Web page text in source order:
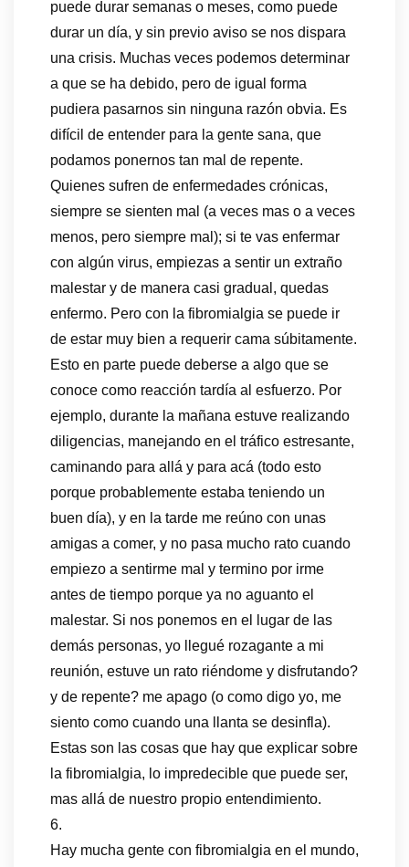
puede durar semanas o meses, como puede
durar un día, y sin previo aviso se nos dispara
una crisis. Muchas veces podemos determinar
a que se ha debido, pero de igual forma
pudiera pasarnos sin ninguna razón obvia. Es
difícil de entender para la gente sana, que
podamos ponernos tan mal de repente.
Quienes sufren de enfermedades crónicas,
siempre se sienten mal (a veces mas o a veces
menos, pero siempre mal); si te vas enfermar
con algún virus, empiezas a sentir un extraño
malestar y de manera casi gradual, quedas
enfermo. Pero con la fibromialgia se puede ir
de estar muy bien a requerir cama súbitamente.
Esto en parte puede deberse a algo que se
conoce como reacción tardía al esfuerzo. Por
ejemplo, durante la mañana estuve realizando
diligencias, manejando en el tráfico estresante,
caminando para allá y para acá (todo esto
porque probablemente estaba teniendo un
buen día), y en la tarde me reúno con unas
amigas a comer, y no pasa mucho rato cuando
empiezo a sentirme mal y termino por irme
antes de tiempo porque ya no aguanto el
malestar. Si nos ponemos en el lugar de las
demás personas, yo llegué rozagante a mi
reunión, estuve un rato riéndome y disfrutando?
y de repente? me apago (o como digo yo, me
siento como cuando una llanta se desinfla).
Estas son las cosas que hay que explicar sobre
la fibromialgia, lo impredecible que puede ser,
mas allá de nuestro propio entendimiento.
6.
Hay mucha gente con fibromialgia en el mundo,